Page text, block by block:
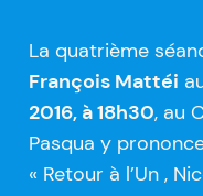
La quatrième
François Mattéi
2016, à 18h30, au
Pasqua y
« Retour à l’Un ,